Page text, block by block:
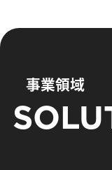
事業領域